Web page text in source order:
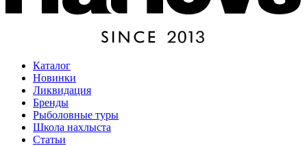
Каталог
Новинки
Ликвидация
Бренды
Рыболовные туры
Школа нахлыста
Статьи